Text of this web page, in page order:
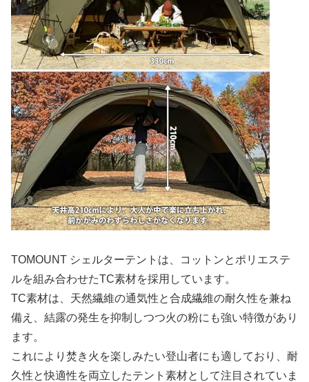
TOMOUNT シェルターテントは、コットンとポリエステ
ルを組み合わせたTC素材を採用しています。
TC素材は、天然繊維の通気性と合成繊維の耐久性を兼ね
備え、結露の発生を抑制しつつ火の粉にも強い特徴があり
ます。
これにより焚き火を楽しみたい登山者にも適しており、耐
久性と快適性を両立したテント素材として注目されていま